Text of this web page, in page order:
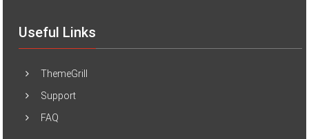
Useful Links
ThemeGrill
Support
FAQ